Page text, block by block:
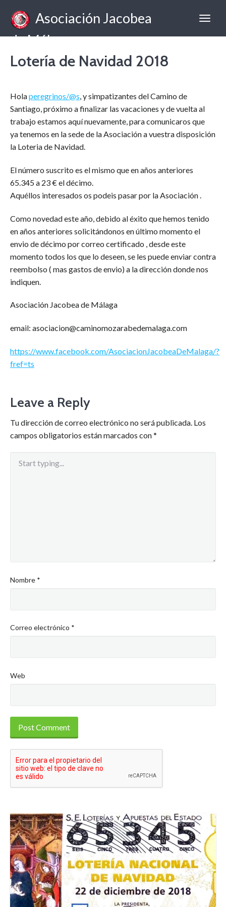
Asociación Jacobea
de Málaga
Lotería de Navidad 2018
Holaperegrinos/@s, y simpatizantes del Camino de
Santiago, próximo a finalizar las vacaciones y de vuelta al
trabajo estamos aquí nuevamente, para comunicaros que
ya tenemos en la sede de la Asociación a vuestra disposición
la Loteria de Navidad.
El número suscrito es el mismo que en años anteriores
65.345 a 23 € el décimo.
Aquéllos interesados os podeis pasar por la Asociación .
Como novedad este año, debido al éxito que hemos tenido
en años anteriores solicitándonos en último momento el
envio de décimo por correo certificado , desde este
momento todos los que lo deseen, se les puede enviar contra
reembolso ( mas gastos de envio) a la dirección donde nos
indiquen.
Asociación Jacobea de Málaga
email: asociacion@caminomozarabedemalaga.com
https://www.facebook.com/AsociacionJacobeaDeMalaga/?
fref=ts
Leave a Reply
Tu dirección de correo electrónico no será publicada. Los
campos obligatorios están marcados con*
Nombre *
Correo electrónico *
Web